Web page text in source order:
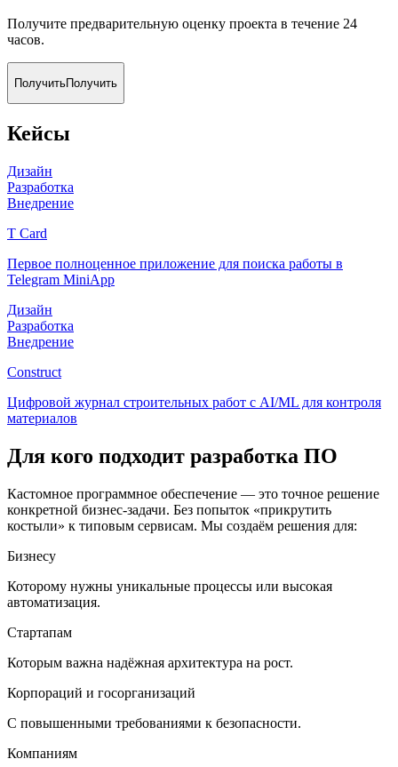
Получите предварительную оценку проекта в течение 24
часов.
ПолучитьПолучить
Кейсы
Дизайн
Разработка
Внедрение
T Card
Первое полноценное приложение для поиска работы в
Telegram MiniApp
Дизайн
Разработка
Внедрение
Construct
Цифровой журнал строительных работ с AI/ML для контроля
материалов
Для кого подходит разработка ПО
Кастомное программное обеспечение — это точное решение
конкретной бизнес-задачи. Без попыток «прикрутить
костыли» к типовым сервисам. Мы создаём решения для:
Бизнесу
Которому нужны уникальные процессы или высокая
автоматизация.
Стартапам
Которым важна надёжная архитектура на рост.
Корпораций и госорганизаций
С повышенными требованиями к безопасности.
Компаниям